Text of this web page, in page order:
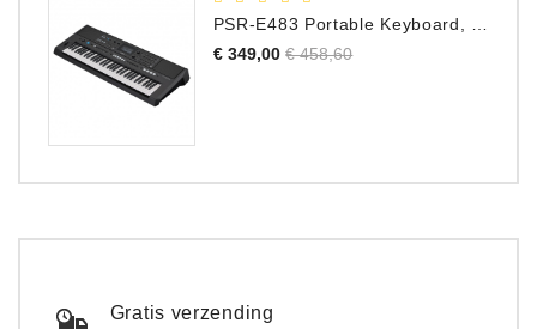
€ 349,00 Normale
€ 458,60Prijs
Gratis verzending